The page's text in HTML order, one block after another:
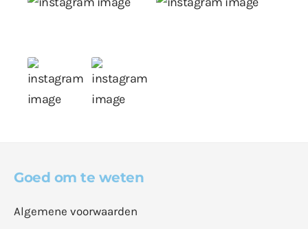
Goed om te weten
Algemene voorwaarden